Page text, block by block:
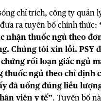
chỉ trích, công ty quản
ra tuyên bố chính thức:
nhận thuốc ngủ theo
Chúng tôi xin lỗi. PSY
rối loạn giấc ngủ
thuốc ngủ theo chỉ định
đã uống đúng liều
viên y tế”. Tuyên bố